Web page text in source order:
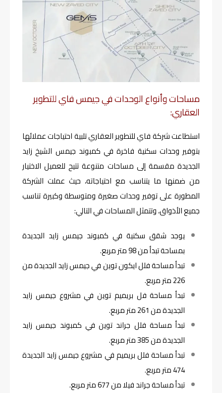
مساحات وأنواع الوحدات في جيمس فاي للتطوير
العقاري:
استطاعت شركة فاي للتطوير العقاري تلبية احتياجات عملائها
بتوفير وحدات سكنية فاخرة في كمبوند جيمس الشيخ زايد
الجديدة مقسمة إلى مساحات متنوعة تتيح للعميل الاختيار
من ضمنها ما يتناسب مع احتياجاته، حيث عملت الشركة
المطورة على توفير وحدات صغيرة ومتوسطة وكبيرة تناسب
جميع الأذواق، وتتمثل المساحات في التالي:
يوجد شقق سكنية في كمبوند جيمس زايد الجديدة
بمساحة تبدأ من 98 متر مربع.
تبدأ مساحة فلل ايكون توين في جيمس زايد الجديدة من
226 متر مربع.
تبدأ مساحة فل بريميم توين في مشروع جيمس زايد
الجديدة من 261 متر مربع.
تبدأ مساحة فلل جراند توين في كمبوند جيمس زايد
الجديدة من 385 متر مربع.
تبدأ مساحة فلل بريميم في مشروع جيمس زايد الجديدة
474 متر مربع.
تبدأ مساحة جراند فيلا من 677 متر مربع.